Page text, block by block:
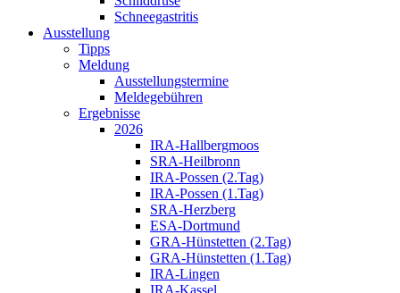
Schneegastritis
Ausstellung
Tipps
Meldung
Ausstellungstermine
Meldegebühren
Ergebnisse
2026
IRA-Hallbergmoos
SRA-Heilbronn
IRA-Possen (2.Tag)
IRA-Possen (1.Tag)
SRA-Herzberg
ESA-Dortmund
GRA-Hünstetten (2.Tag)
GRA-Hünstetten (1.Tag)
IRA-Lingen
IRA-Kassel